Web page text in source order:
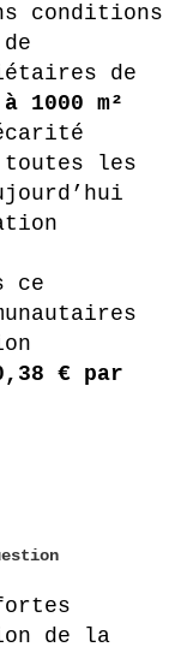
conditions
de
à 1000 m²
les
ce
€ par
de la